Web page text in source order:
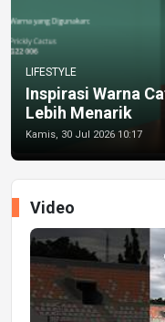
LIFESTYLE
Inspirasi Warna
Lebih Menarik
Kamis, 30 Jul 2026 10:17
Video